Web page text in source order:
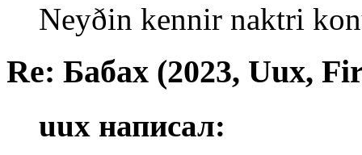
Neyðin kennir naktri
Re: Бабах (2023, Uux,
uux написал: